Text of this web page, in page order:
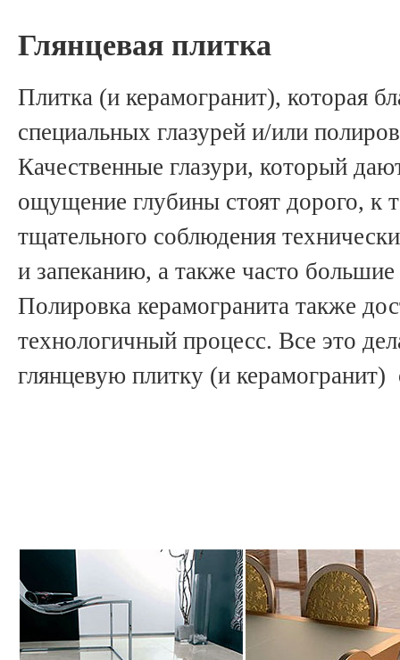
Глянцевая плитка
Плитка (и керамогранит), которая
специальных глазурей и/или
Качественные глазури, который
ощущение глубины стоят дорого, к
тщательного соблюдения
и запеканию, а также часто большие
Полировка керамогранита также
технологичный процесс. Все это
глянцевую плитку (и керамогранит)